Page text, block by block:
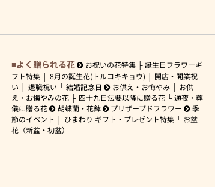
よく贈られる花 お祝いの花特集
誕生日フラワーギ
フト特集
8月の誕生花(トルコキキョウ)
開店・開業祝
い
退職祝い 結婚記念日 お供え・お悔やみ
お供
え・お悔やみの花
四十九日法要以降に贈る花
通夜・葬
儀に贈る花
胡蝶蘭・花鉢 プリザーブドフラワー
季
節のイベント
ひまわり ギフト・プレゼント特集
お盆
花（新盆・初盆）